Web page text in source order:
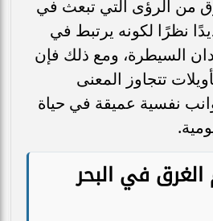
من الرؤى التي تبعث في
نظرًا لكونه يرتبط في
السيطرة، ومع ذلك فإن
تتجاوز المعنى
نفسية عميقة في حياة
في البحر